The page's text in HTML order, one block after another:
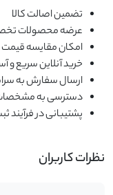
تضمین اصالت کالا
عرضه محصولات
امکان مقایسه
خرید آنلاین سریع و
ارسال سفارش به
دسترسی به
پشتیبانی در
نظرات کاربران